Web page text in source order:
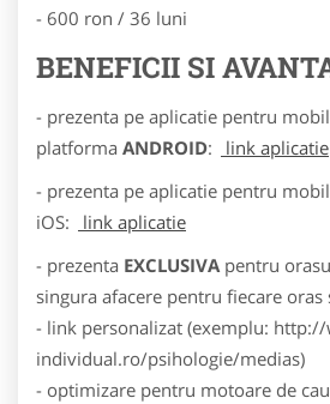
- 600 ron / 36 luni
BENEFICII SI
- prezenta pe aplicatie pentru
platforma ANDROID:
link aplicatie
- prezenta pe aplicatie pentru
iOS:
link aplicatie
- prezenta EXCLUSIVA pentru
singura afacere pentru fiecare oras
- link personalizat (exemplu:
individual.ro/psihologie/medias)
- optimizare pentru motoare de